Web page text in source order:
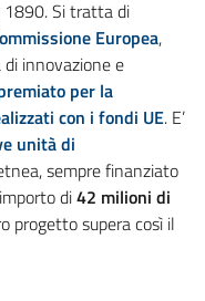
Si tratta di
Europea,
innovazione e
per la
con i fondi UE. E’
unità di
sempre finanziato
di42 milioni di
progetto supera così il